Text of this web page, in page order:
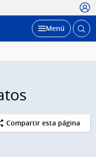
Desplegar
Menú Abrir
Compartir esta página